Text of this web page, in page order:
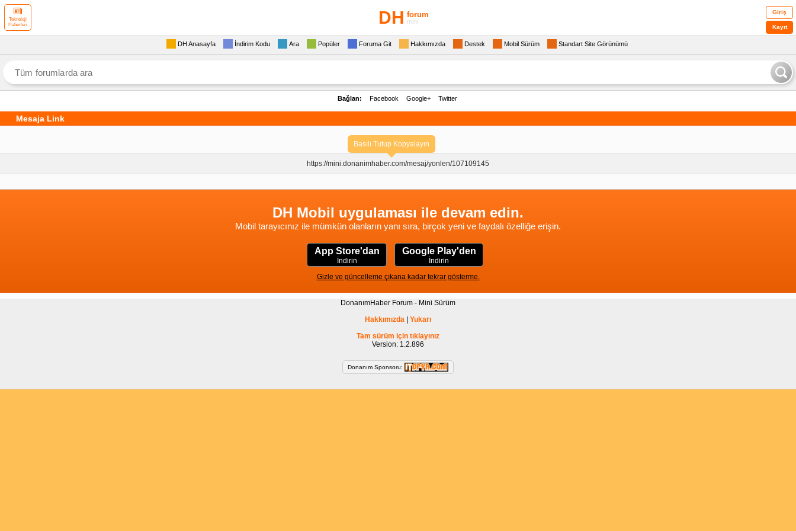
Teknoloji
Haberleri
DH forum
mini
Giriş
Kayıt
DH Anasayfa İndirim Kodu Ara Popüler Foruma Git Hakkımızda Destek Mobil Sürüm Standart Site Görünümü
Bağlan: Facebook Google+ Twitter
Mesaja Link
Basılı Tutup Kopyalayın
https://mini.donanimhaber.com/mesaj/yonlen/107109145
DH Mobil uygulaması ile devam edin.
Mobil tarayıcınız ile mümkün olanların yanı sıra, birçok yeni ve faydalı özelliğe erişin.
App Store'dan
İndirin
Google Play'den
İndirin
Gizle ve güncelleme çıkana kadar tekrar gösterme.
DonanımHaber Forum - Mini Sürüm
Hakkımızda
Yukarı
Tam sürüm için tıklayınız
Version: 1.2.896
Donanım Sponsoru: